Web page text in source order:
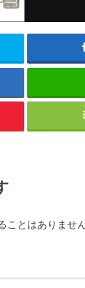
ことはありません